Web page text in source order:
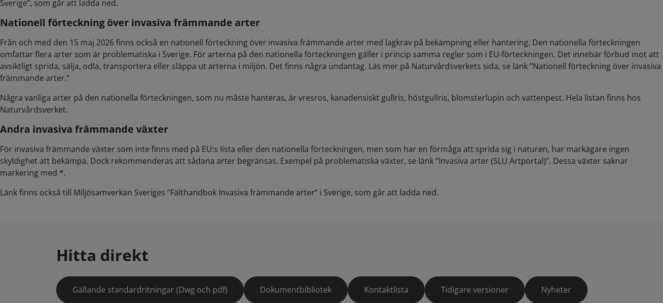
Sverige”, som går att ladda ned.
Nationell förteckning över invasiva främmande arter
Från och med den 15 maj 2026 finns också en nationell förteckning över invasiva främmande arter med lagkrav på bekämpning eller hantering. Den nationella förteckningen
omfattar flera arter som är problematiska i Sverige. För arterna på den nationella förteckningen gäller i princip samma regler som i EU-förteckningen. Det innebär förbud mot att
avsiktligt sprida, sälja, odla, transportera eller släppa ut arterna i miljön. Det finns några undantag. Läs mer på Naturvårdsverkets sida, se länk ”Nationell förteckning över invasiva
främmande arter.”
Några vanliga arter på den nationella förteckningen, som nu måste hanteras, är vresros, kanadensiskt gullris, höstgullris, blomsterlupin och vattenpest. Hela listan finns hos
Naturvårdsverket.
Andra invasiva främmande växter
För invasiva främmande växter som inte finns med på EU:s lista eller den nationella förteckningen, men som har en förmåga att sprida sig i naturen, har markägare ingen
skyldighet att bekämpa. Dock rekommenderas att sådana arter begränsas. Exempel på problematiska växter, se länk ”Invasiva arter (SLU Artportal)”. Dessa växter saknar
markering med *.
Länk finns också till Miljösamverkan Sveriges ”Fälthandbok Invasiva främmande arter” i Sverige, som går att ladda ned.
Hitta direkt
Gällande standardritningar (Dwg och pdf) Dokumentbibliotek Kontaktlista Tidigare versioner Nyheter